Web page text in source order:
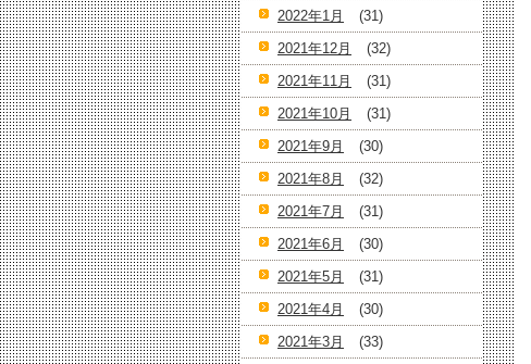
2022年1月
(31)
2021年12月
(32)
2021年11月
(31)
2021年10月
(31)
2021年9月
(30)
2021年8月
(32)
2021年7月
(31)
2021年6月
(30)
2021年5月
(31)
2021年4月
(30)
2021年3月
(33)